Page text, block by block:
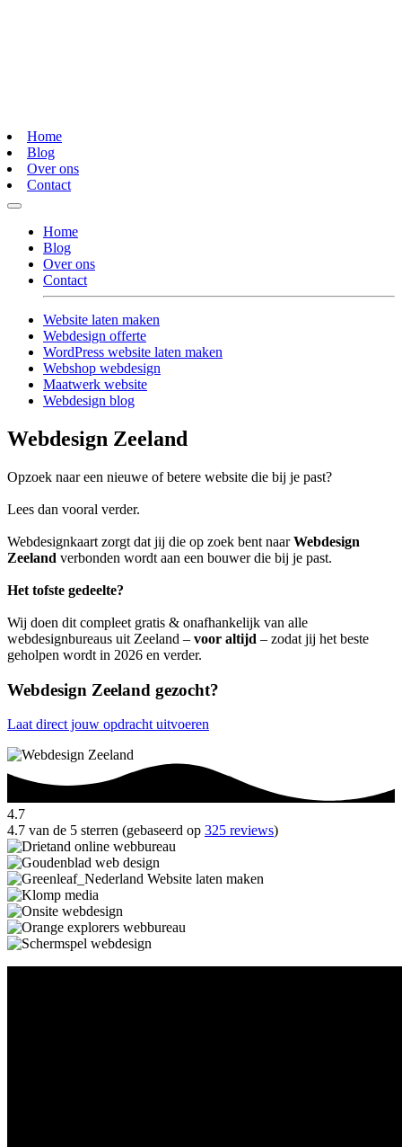
Home
Blog
Over ons
Contact
Home
Blog
Over ons
Contact
Website laten maken
Webdesign offerte
WordPress website laten maken
Webshop webdesign
Maatwerk website
Webdesign blog
Webdesign Zeeland
Opzoek naar een nieuwe of betere website die bij je past?
Lees dan vooral verder.
Webdesignkaart zorgt dat jij die op zoek bent naarWebdesign
Zeeland verbonden wordt aan een bouwer die bij je past.
Het tofste gedeelte?
Wij doen dit compleet gratis & onafhankelijk van alle
webdesignbureaus uit Zeeland – voor altijd – zodat jij het beste
geholpen wordt in 2026 en verder.
Webdesign Zeeland gezocht?
Laat direct jouw opdracht uitvoeren
4.7
4.7 van de 5 sterren (gebaseerd op 325 reviews)